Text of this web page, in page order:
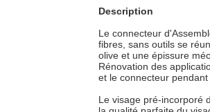
Description
Le connecteur
fibres, sans outils se
olive et une épissure
Rénovation des
et le connecteur
Le visage pré-incorporé